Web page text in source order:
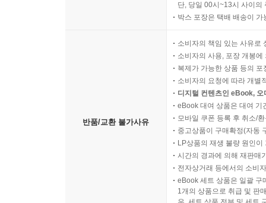
단, 당일 00시~13시 사이의
박스 포장은 택배 배송이
반품/교환 불가사유
소비자의 책임 있는 사유로
소비자의 사용, 포장 개봉
복제가 가능한 상품 등의
소비자의 요청에 따라 개별
디지털 컨텐츠인 eBook,
eBook 대여 상품은 대여 기
모바일 쿠폰 등록 후 취소/
중고상품이 구매확정(자동
LP상품의 재생 불량 원인
시간의 경과에 의해 재판매
전자상거래 등에서의 소비
eBook 세트 상품은 일괄 구
1개의 상품으로 취급 및 판